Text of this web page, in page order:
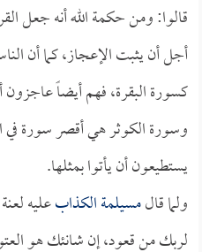
قالوا: ومن حكمة الله أنه جعل
أجل أن يثبت الإعجاز، كما أن
كسورة البقرة، فهم أيضاً
وسورة الكوثر هي أقصر سورة في
يستطيعون أن يأتوا بمثلها.
ولما قالمسيلمة الكذابعليه
لربك من قعود، إن شانئك هو